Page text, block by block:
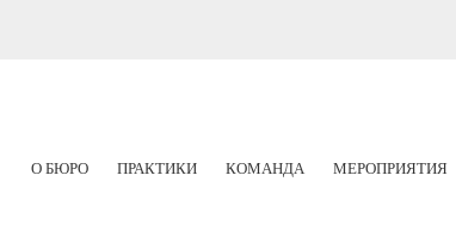
О БЮРО ПРАКТИКИ КОМАНДА МЕРОПРИЯТИЯ